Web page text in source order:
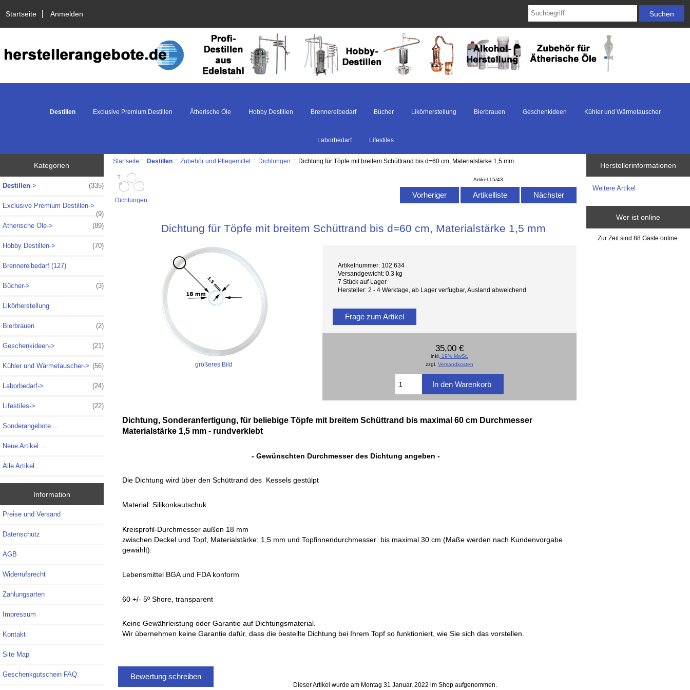
Startseite Anmelden
Destillen Exclusive Premium Destillen Ätherische Öle Hobby Destillen Brennereibedarf Bücher Likörherstellung Bierbrauen Geschenkideen Kühler und Wärmetauscher
Laborbedarf Lifestiles
Kategorien
Destillen-> (335)
Exclusive Premium Destillen->
(9)
Ätherische Öle->
(89)
Hobby Destillen-> (70)
Brennereibedarf (127)
Bücher-> (3)
Likörherstellung
Bierbrauen (2)
Geschenkideen-> (21)
Kühler und Wärmetauscher-> (56)
Laborbedarf-> (24)
Lifestiles-> (22)
Sonderangebote ...
Neue Artikel ...
Alle Artikel ...
Information
Preise und Versand
Datenschutz
AGB
Widerrufsrecht
Zahlungsarten
Impressum
Kontakt
Site Map
Geschenkgutschein FAQ
Startseite ::Destillen ::Zubehör und Pflegemittel :: Dichtungen :: Dichtung für Töpfe mit breitem Schüttrand bis d=60 cm, Materialstärke 1,5 mm
Dichtungen
Artikel 15/43
Vorheriger Artikelliste Nächster
Dichtung für Töpfe mit breitem Schüttrand bis d=60 cm, Materialstärke 1,5 mm
größeres Bild
Artikelnummer: 102.634
Versandgewicht: 0.3 kg
7 Stück auf Lager
Hersteller: 2 - 4 Werktage, ab Lager verfügbar, Ausland abweichend
Frage zum Artikel
35,00 €
inkl. 19% MwSt.
zzgl. Versandkosten
Dichtung, Sonderanfertigung, für beliebige Töpfe mit breitem Schüttrand bis maximal 60 cm Durchmesser
Materialstärke 1,5 mm - rundverklebt
- Gewünschten Durchmesser des Dichtung angeben -
Die Dichtung wird über den Schüttrand des Kessels gestülpt
Material: Silikonkautschuk
Kreisprofil-Durchmesser außen 18 mm
zwischen Deckel und Topf, Materialstärke: 1,5 mm und Topfinnendurchmesser bis maximal 30 cm (Maße werden nach Kundenvorgabe
gewählt).
Lebensmittel BGA und FDA konform
60 +/- 5º Shore, transparent
Keine Gewährleistung oder Garantie auf Dichtungsmaterial.
Wir übernehmen keine Garantie dafür, dass die bestellte Dichtung bei Ihrem Topf so funktioniert, wie Sie sich das vorstellen.
Bewertung schreiben
Dieser Artikel wurde am Montag 31 Januar, 2022 im Shop aufgenommen.
Herstellerinformationen
Weitere Artikel
Wer ist online
Zur Zeit sind 88 Gäste online.